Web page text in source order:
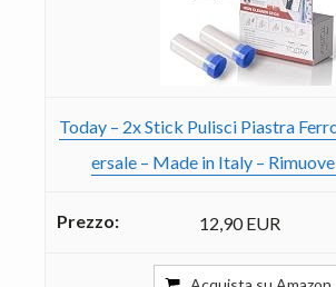
Today – 2x Stick Pulisci Piastra
ersale – Made in Italy –
12,90 EUR